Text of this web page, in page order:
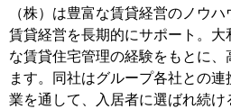
（株）は豊富な賃貸経営のノウハ
賃貸経営を長期的にサポート。大
な賃貸住宅管理の経験をもとに
ます。同社はグループ各社との
業を通して、入居者に選ばれ続